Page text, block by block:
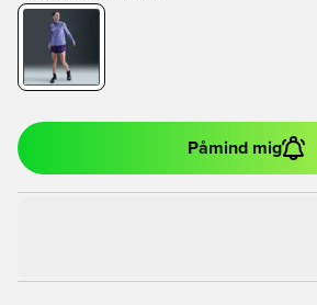
Påmind mig